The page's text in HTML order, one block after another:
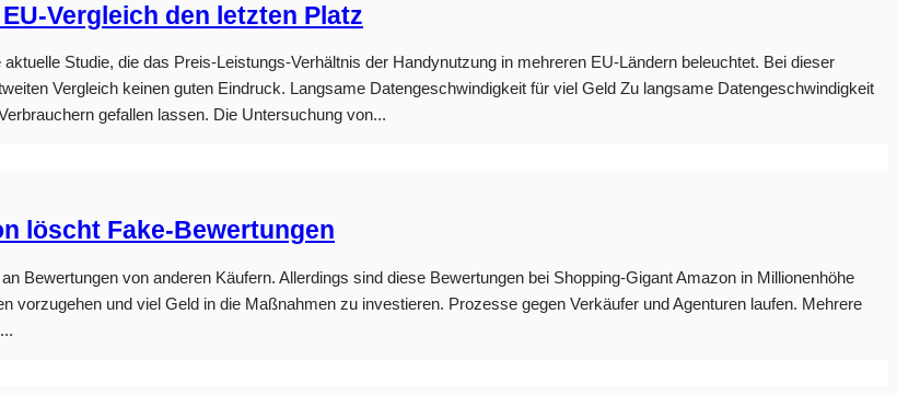
Vergleich den letzten Platz
Studie, die das Preis-Leistungs-Verhältnis der Handynutzung in mehreren EU-Ländern beleuchtet. Bei dieser
Vergleich keinen guten Eindruck. Langsame Datengeschwindigkeit für viel Geld Zu langsame Datengeschwindigkeit
gefallen lassen. Die Untersuchung von...
löscht Fake-Bewertungen
Bewertungen von anderen Käufern. Allerdings sind diese Bewertungen bei Shopping-Gigant Amazon in Millionenhöhe
und viel Geld in die Maßnahmen zu investieren. Prozesse gegen Verkäufer und Agenturen laufen. Mehrere